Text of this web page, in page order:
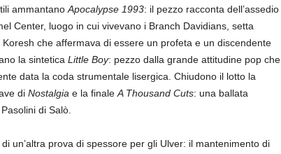
ammantano Apocalypse 1993: il pezzo racconta dell’assedio
Center, luogo in cui vivevano i Branch Davidians, setta
che affermava di essere un profeta e un discendente
la sintetica Little Boy: pezzo dalla grande attitudine pop che
data la coda strumentale lisergica. Chiudono il lotto la
di Nostalgia e la finale A Thousand Cuts: una ballata
di Salò.
un’altra prova di spessore per gli Ulver: il mantenimento di